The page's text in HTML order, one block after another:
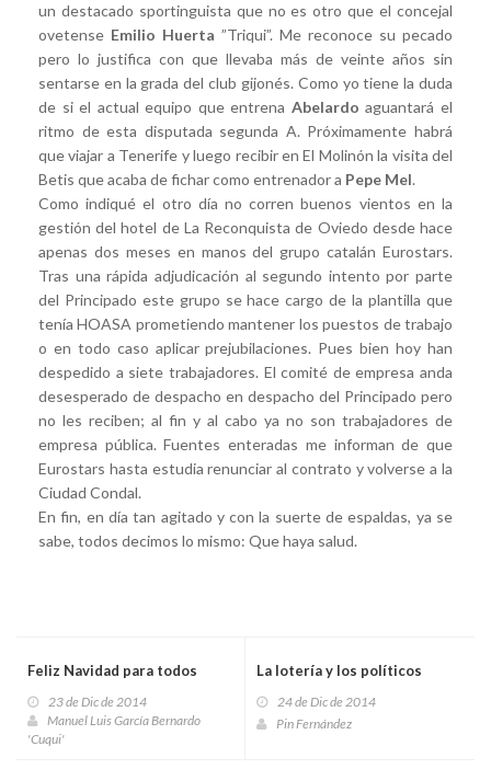
un destacado sportinguista que no es otro que el concejal
ovetense Emilio Huerta ”Triqui”. Me reconoce su pecado
pero lo justifica con que llevaba más de veinte años sin
sentarse en la grada del club gijonés. Como yo tiene la duda
de si el actual equipo que entrena Abelardo aguantará el
ritmo de esta disputada segunda A. Próximamente habrá
que viajar a Tenerife y luego recibir en El Molinón la visita del
Betis que acaba de fichar como entrenador a Pepe Mel.
Como indiqué el otro día no corren buenos vientos en la
gestión del hotel de La Reconquista de Oviedo desde hace
apenas dos meses en manos del grupo catalán Eurostars.
Tras una rápida adjudicación al segundo intento por parte
del Principado este grupo se hace cargo de la plantilla que
tenía HOASA prometiendo mantener los puestos de trabajo
o en todo caso aplicar prejubilaciones. Pues bien hoy han
despedido a siete trabajadores. El comité de empresa anda
desesperado de despacho en despacho del Principado pero
no les reciben; al fin y al cabo ya no son trabajadores de
empresa pública. Fuentes enteradas me informan de que
Eurostars hasta estudia renunciar al contrato y volverse a la
Ciudad Condal.
En fin, en día tan agitado y con la suerte de espaldas, ya se
sabe, todos decimos lo mismo: Que haya salud.
Feliz Navidad para todos
23 de Dic de 2014
Manuel Luis García Bernardo
'Cuqui'
La lotería y los políticos
24 de Dic de 2014
Pin Fernández